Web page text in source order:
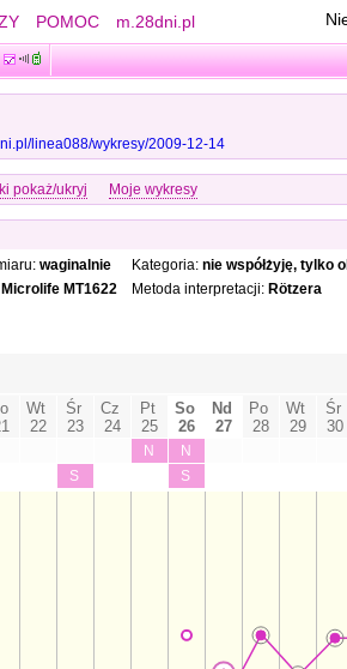
POMOC m.28dni.pl
linea088/wykresy/2009-12-14
pokaż/ukryj Moje wykresy
waginalnie
Microlife MT1622
Kategoria: nie współżyję, tylko
Metoda interpretacji: Rötzera